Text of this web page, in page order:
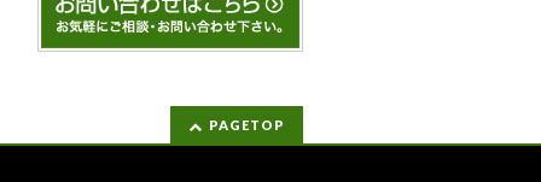
PAGETOP